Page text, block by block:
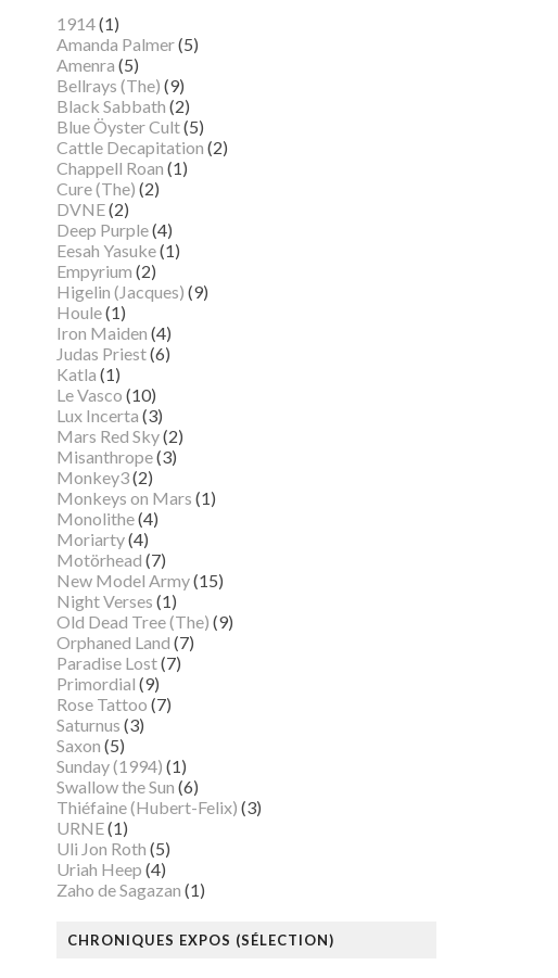
1914(1)
Amanda Palmer(5)
Amenra (5)
Bellrays (The) (9)
Black Sabbath (2)
Blue Öyster Cult(5)
Cattle Decapitation (2)
Chappell Roan (1)
Cure (The) (2)
DVNE(2)
Deep Purple(4)
Eesah Yasuke(1)
Empyrium (2)
Higelin (Jacques) (9)
Houle(1)
Iron Maiden (4)
Judas Priest(6)
Katla (1)
Le Vasco (10)
Lux Incerta (3)
Mars Red Sky(2)
Misanthrope(3)
Monkey3(2)
Monkeys on Mars (1)
Monolithe(4)
Moriarty(4)
Motörhead (7)
New Model Army(15)
Night Verses (1)
Old Dead Tree (The) (9)
Orphaned Land (7)
Paradise Lost(7)
Primordial (9)
Rose Tattoo (7)
Saturnus (3)
Saxon (5)
Sunday (1994) (1)
Swallow the Sun (6)
Thiéfaine (Hubert-Felix) (3)
URNE(1)
Uli Jon Roth (5)
Uriah Heep (4)
Zaho de Sagazan (1)
CHRONIQUES EXPOS (SÉLECTION)